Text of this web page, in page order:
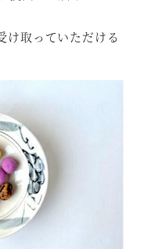
け取っていただける